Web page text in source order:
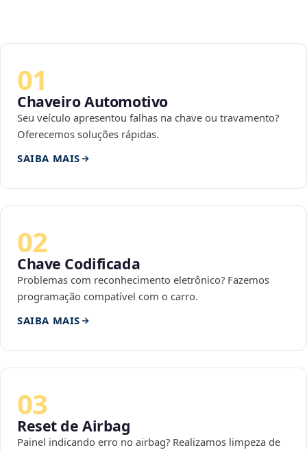
01
Chaveiro Automotivo
Seu veículo apresentou falhas na chave ou travamento?
Oferecemos soluções rápidas.
SAIBA MAIS
02
Chave Codificada
Problemas com reconhecimento eletrônico? Fazemos
programação compatível com o carro.
SAIBA MAIS
03
Reset de Airbag
Painel indicando erro no airbag? Realizamos limpeza de